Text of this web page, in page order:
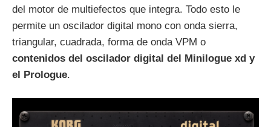
del motor de multiefectos que integra. Todo esto le
permite un oscilador digital mono con onda sierra,
triangular, cuadrada, forma de onda VPM o
contenidos del oscilador digital del Minilogue xd y
el Prologue.